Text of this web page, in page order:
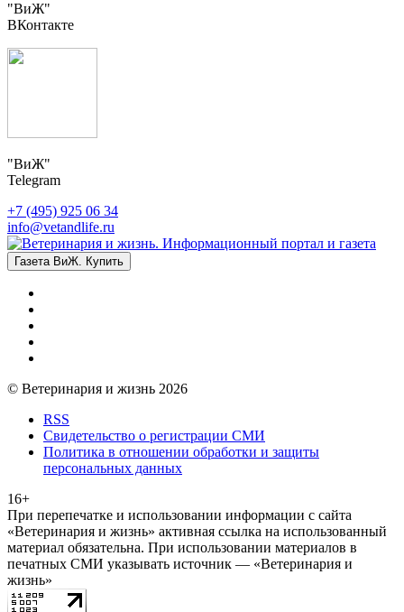
"ВиЖ"
ВКонтакте
"ВиЖ"
Telegram
+7 (495) 925 06 34
info@vetandlife.ru
Газета ВиЖ. Купить
© Ветеринария и жизнь 2026
RSS
Свидетельство о регистрации СМИ
Политика в отношении обработки и защиты
персональных данных
16+
При перепечатке и использовании информации с сайта
«Ветеринария и жизнь» активная ссылка на использованный
материал обязательна. При использовании материалов в
печатных СМИ указывать источник — «Ветеринария и
жизнь»